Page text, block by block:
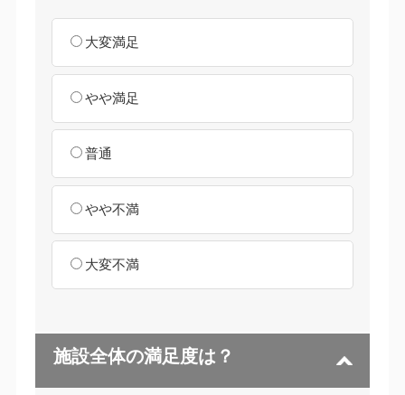
大変満足
やや満足
普通
やや不満
大変不満
施設全体の満足度は？